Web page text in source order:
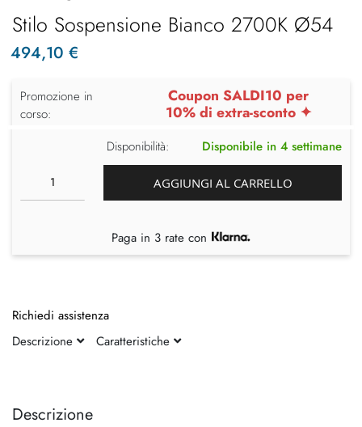
fine
della
Descrizione
Stilo Sospensione Bianco 2700K Ø54
494,10 €
Promozione in
corso:
Coupon SALDI10 per
10% di extra-sconto ✦
Disponibilità: Disponibile in 4 settimane
AGGIUNGI AL CARRELLO
Paga in 3 rate con
Richiedi assistenza
Descrizione
Caratteristiche